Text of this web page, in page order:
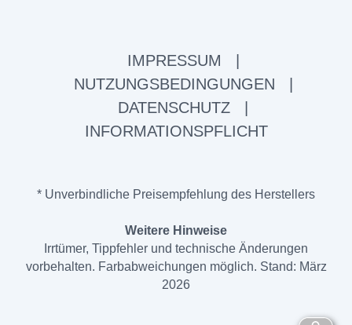
IMPRESSUM
NUTZUNGSBEDINGUNGEN
DATENSCHUTZ
INFORMATIONSPFLICHT
* Unverbindliche Preisempfehlung des Herstellers
Weitere Hinweise
Irrtümer, Tippfehler und technische Änderungen
vorbehalten. Farbabweichungen möglich. Stand: März
2026